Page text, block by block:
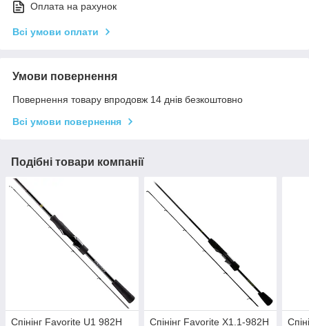
Оплата на рахунок
Всі умови оплати
Умови повернення
Повернення товару впродовж 14 днів безкоштовно
Всі умови повернення
Подібні товари компанії
Спінінг Favorite U1 982H
Спінінг Favorite X1.1-982H